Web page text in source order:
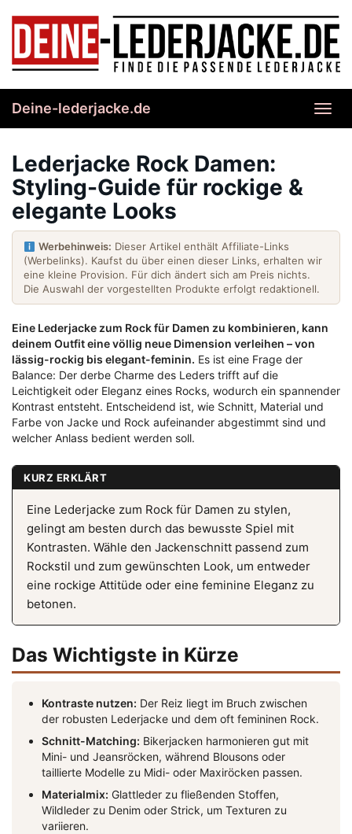
content
Deine-lederjacke.de
Lederjacke Rock Damen:
Styling-Guide für rockige &
elegante Looks
Werbehinweis: Dieser Artikel enthält Affiliate-Links
(Werbelinks). Kaufst du über einen dieser Links, erhalten wir
eine kleine Provision. Für dich ändert sich am Preis nichts.
Die Auswahl der vorgestellten Produkte erfolgt redaktionell.
Eine Lederjacke zum Rock für Damen zu kombinieren, kann
deinem Outfit eine völlig neue Dimension verleihen – von
lässig-rockig bis elegant-feminin. Es ist eine Frage der
Balance: Der derbe Charme des Leders trifft auf die
Leichtigkeit oder Eleganz eines Rocks, wodurch ein spannender
Kontrast entsteht. Entscheidend ist, wie Schnitt, Material und
Farbe von Jacke und Rock aufeinander abgestimmt sind und
welcher Anlass bedient werden soll.
KURZ ERKLÄRT
Eine Lederjacke zum Rock für Damen zu stylen,
gelingt am besten durch das bewusste Spiel mit
Kontrasten. Wähle den Jackenschnitt passend zum
Rockstil und zum gewünschten Look, um entweder
eine rockige Attitüde oder eine feminine Eleganz zu
betonen.
Das Wichtigste in Kürze
Kontraste nutzen: Der Reiz liegt im Bruch zwischen
der robusten Lederjacke und dem oft femininen Rock.
Schnitt-Matching: Bikerjacken harmonieren gut mit
Mini- und Jeansröcken, während Blousons oder
taillierte Modelle zu Midi- oder Maxiröcken passen.
Materialmix: Glattleder zu fließenden Stoffen,
Wildleder zu Denim oder Strick, um Texturen zu
variieren.